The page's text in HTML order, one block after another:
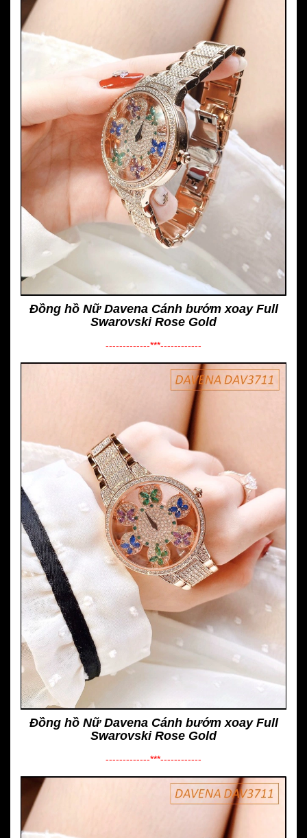
Đồng hồ Nữ Davena Cánh bướm xoay Full
Swarovski Rose Gold
-------------***------------
Đồng hồ Nữ Davena Cánh bướm xoay Full
Swarovski Rose Gold
-------------***------------